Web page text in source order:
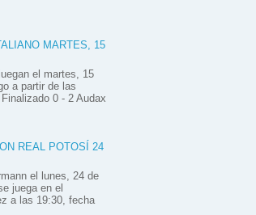
MARTES, 15
el martes, 15
a partir de las
0 - 2 Audax
REAL POTOSÍ 24
el lunes, 24 de
juega en el
a las 19:30, fecha